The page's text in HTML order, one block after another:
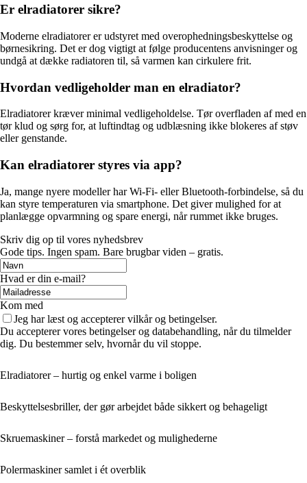
Er elradiatorer sikre?
Moderne elradiatorer er udstyret med overophedningsbeskyttelse og
børnesikring. Det er dog vigtigt at følge producentens anvisninger og
undgå at dække radiatoren til, så varmen kan cirkulere frit.
Hvordan vedligeholder man en elradiator?
Elradiatorer kræver minimal vedligeholdelse. Tør overfladen af med en
tør klud og sørg for, at luftindtag og udblæsning ikke blokeres af støv
eller genstande.
Kan elradiatorer styres via app?
Ja, mange nyere modeller har Wi-Fi- eller Bluetooth-forbindelse, så du
kan styre temperaturen via smartphone. Det giver mulighed for at
planlægge opvarmning og spare energi, når rummet ikke bruges.
Skriv dig op til vores nyhedsbrev
Gode tips. Ingen spam. Bare brugbar viden – gratis.
Hvad er din e-mail?
Kom med
Jeg har læst og accepterer vilkår og betingelser.
Du accepterer vores betingelser og databehandling, når du tilmelder
dig. Du bestemmer selv, hvornår du vil stoppe.
Elradiatorer – hurtig og enkel varme i boligen
Beskyttelsesbriller, der gør arbejdet både sikkert og behageligt
Skruemaskiner – forstå markedet og mulighederne
Polermaskiner samlet i ét overblik